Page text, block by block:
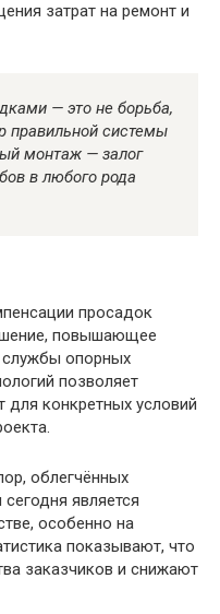
затрат на ремонт и
— это не борьба,
правильной системы
монтаж — залог
в любого рода
просадок
повышающее
службы опорных
позволяет
для конкретных условий
облегчённых
является
особенно на
показывают, что
заказчиков и снижают